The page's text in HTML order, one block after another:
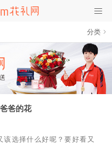
分类
爸的花
选择什么好呢？要好看又